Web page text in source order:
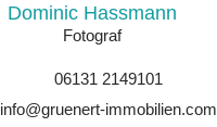
Dominic Hassmann
Fotograf
06131 2149101
info@gruenert-immobilien.com